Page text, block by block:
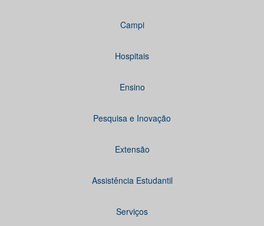
Campi
Hospitais
Ensino
Pesquisa e Inovação
Extensão
Assistência Estudantil
Serviços